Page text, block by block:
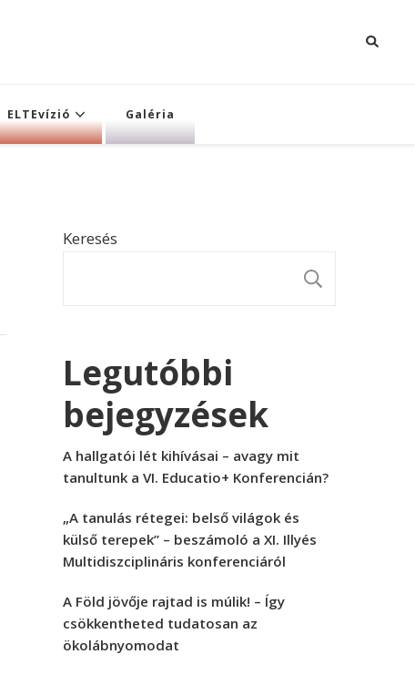
ELTEvízió Galéria
Keresés
Legutóbbi
bejegyzések
A hallgatói lét kihívásai – avagy mit
tanultunk a VI. Educatio+ Konferencián?
„A tanulás rétegei: belső világok és
külső terepek” – beszámoló a XI. Illyés
Multidiszciplináris konferenciáról
A Föld jövője rajtad is múlik! – Így
csökkentheted tudatosan az
ökolábnyomodat